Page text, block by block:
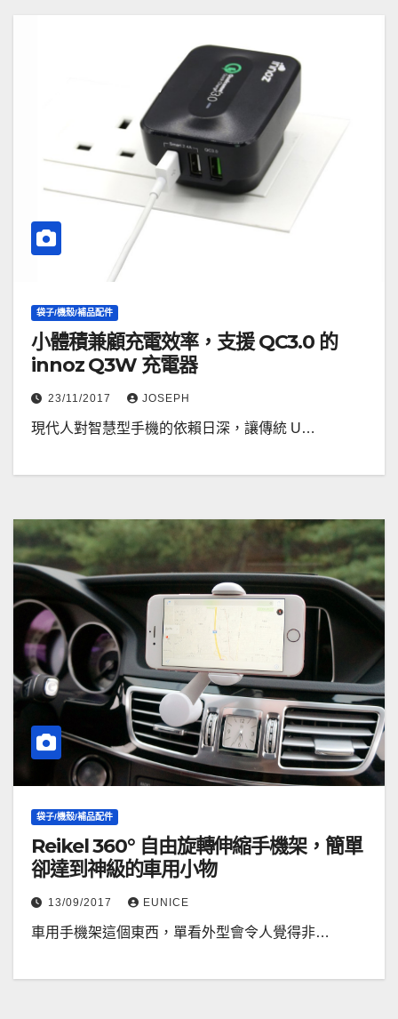
袋子/機殼/補品配件
小體積兼顧充電效率，支援 QC3.0 的
innoz Q3W 充電器
23/11/2017 JOSEPH
現代人對智慧型手機的依賴日深，讓傳統 U…
袋子/機殼/補品配件
Reikel 360° 自由旋轉伸縮手機架，簡單
卻達到神級的車用小物
13/09/2017 EUNICE
車用手機架這個東西，單看外型會令人覺得非…